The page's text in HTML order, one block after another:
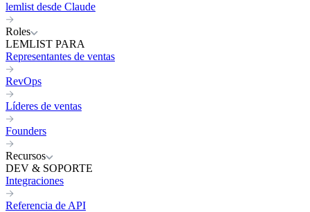
lemlist desde Claude
Roles
LEMLIST PARA
Representantes de ventas
RevOps
Líderes de ventas
Founders
Recursos
DEV & SOPORTE
Integraciones
Referencia de API